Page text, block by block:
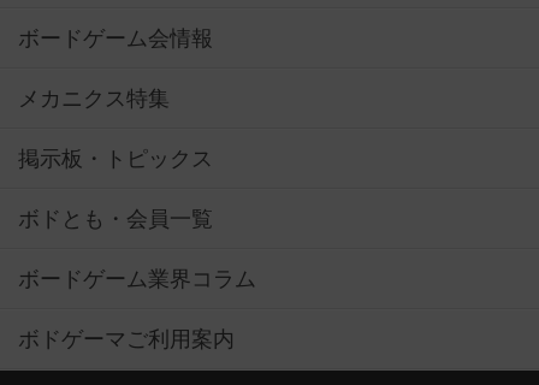
ボードゲーム会情報
メカニクス特集
掲示板・トピックス
ボドとも・会員一覧
ボードゲーム業界コラム
ボドゲーマご利用案内